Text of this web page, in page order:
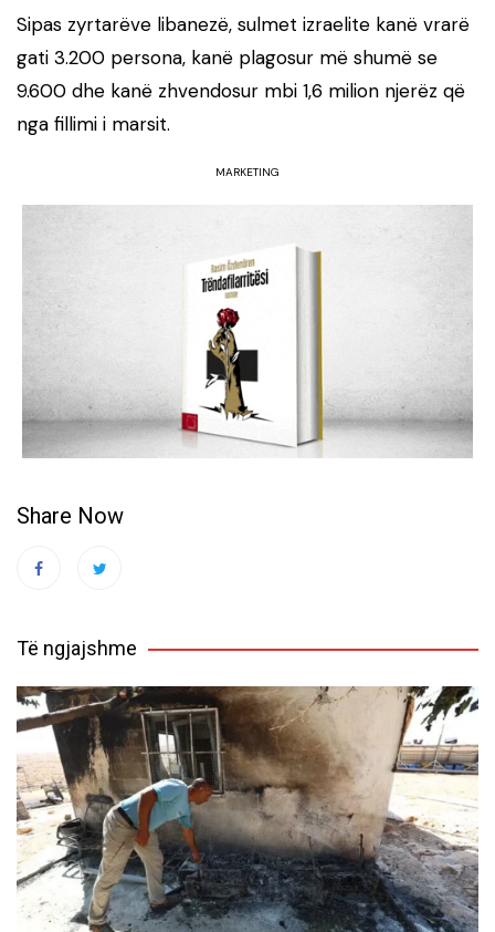
Sipas zyrtarëve libanezë, sulmet izraelite kanë vrarë
gati 3.200 persona, kanë plagosur më shumë se
9.600 dhe kanë zhvendosur mbi 1,6 milion njerëz që
nga fillimi i marsit.
MARKETING
Share Now
Të ngjajshme